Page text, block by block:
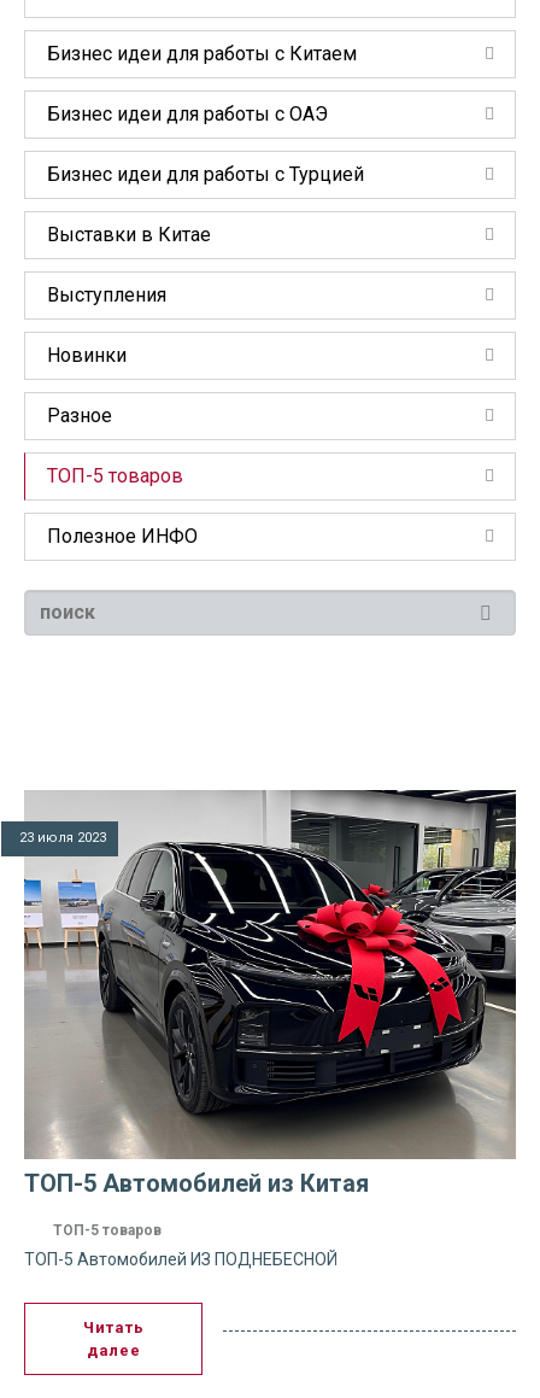
Бизнес идеи для работы с Китаем
Бизнес идеи для работы с ОАЭ
Бизнес идеи для работы с Турцией
Выставки в Китае
Выступления
Новинки
Разное
ТОП-5 товаров
Полезное ИНФО
23 июля 2023
ТОП-5 Автомобилей из Китая
ТОП-5 товаров
ТОП-5 Автомобилей ИЗ ПОДНЕБЕСНОЙ
Читать
далее